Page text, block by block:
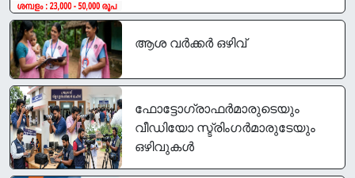
ആശ വർക്കർ ഒഴിവ്
ഫോട്ടോഗ്രാഫര്‍മാരുടെയും
വീഡിയോ സ്ട്രിംഗര്‍മാരുടേയും
ഒഴിവുകൾ